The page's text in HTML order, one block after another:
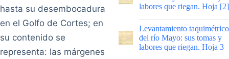
hasta su desembocadura
en el Golfo de Cortes; en
su contenido se
representa: las márgenes
labores que riegan. Hoja [2]
|
Levantamiento taquimétrico
del río Mayo: sus tomas y
labores que riegan. Hoja 3